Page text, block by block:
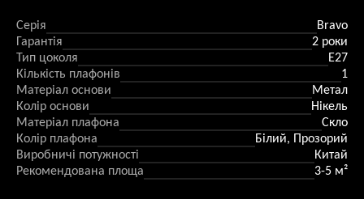
Серія
Bravo
Гарантія
2 роки
Тип цоколя
E27
Кількість плафонів
1
Матеріал основи
Метал
Колір основи
Нікель
Матеріал плафона
Скло
Колір плафона
Білий, Прозорий
Виробничі потужності
Китай
Рекомендована площа
3-5 м²